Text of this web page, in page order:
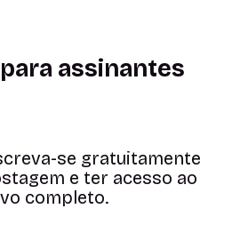
assinantes
se gratuitamente
e ter acesso ao
completo.